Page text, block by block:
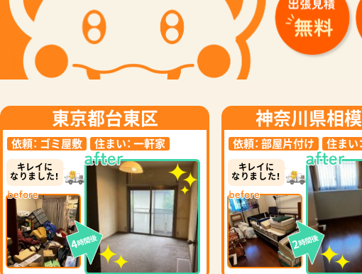
東京都台東区
依頼： ゴミ屋敷 住まい： 一軒家
キレイに
なりました！
4時間後
神奈川県相
依頼： 部屋片付け 住まい：
キレイに
なりました！
2時間後